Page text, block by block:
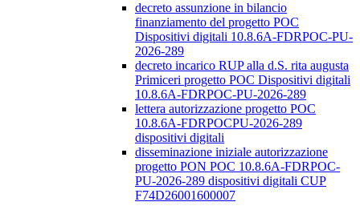
decreto assunzione in bilancio
finanziamento del progetto POC
Dispositivi digitali 10.8.6A-FDRPOC-PU-
2026-289
decreto incarico RUP alla d.S. rita augusta
Primiceri progetto POC Dispositivi digitali
10.8.6A-FDRPOC-PU-2026-289
lettera autorizzazione progetto POC
10.8.6A-FDRPOCPU-2026-289
dispositivi digitali
disseminazione iniziale autorizzazione
progetto PON POC 10.8.6A-FDRPOC-
PU-2026-289 dispositivi digitali CUP
F74D26001600007